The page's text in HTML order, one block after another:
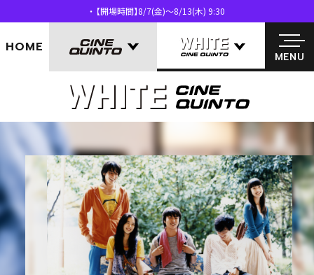
【開場時間】8/7(金)～8/13(木) 9:30
HOME
MENU
MENU